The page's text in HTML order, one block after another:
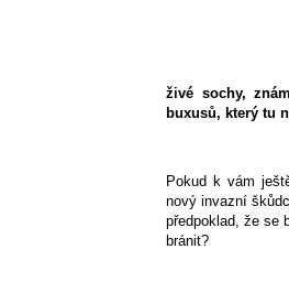
živé sochy,
buxusů, který tu
Pokud k vám
nový invazní
předpoklad, že se
bránit?